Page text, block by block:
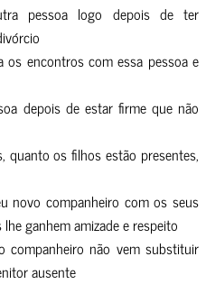
pessoa logo depois de ter
os encontros com essa pessoa e
depois de estar firme que não
quanto os filhos estão presentes,
novo companheiro com os seus
ganhem amizade e respeito
companheiro não vem substituir
ausente